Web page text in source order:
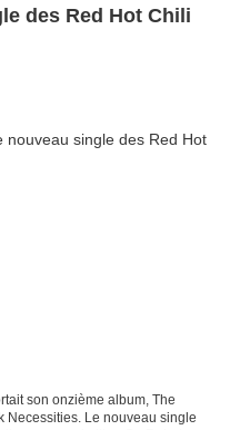
des Red Hot Chili
son onzième album, The
Necessities. Le nouveau single